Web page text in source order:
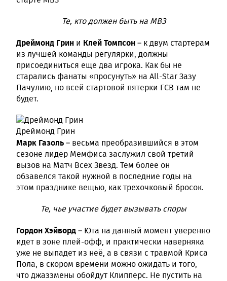
Те, кто должен быть на МВЗ
Дреймонд Грин и Клей Томпсон– к двум стартерам
из лучшей команды регулярки, должны
присоединиться еще два игрока. Как бы не
старались фанаты «просунуть» на All-Star Зазу
Пачулию, но всей стартовой пятерки ГСВ там не
будет.
Дреймонд Грин
Марк Газоль– весьма преобразившийся в этом
сезоне лидер Мемфиса заслужил свой третий
вызов на Матч Всех Звезд. Тем более он
обзавелся такой нужной в последние годы на
этом празднике вещью, как трехочковый бросок.
Те, чье участие будет вызывать споры
Гордон Хэйворд– Юта на данный момент уверенно
идет в зоне плей-офф, и практически наверняка
уже не выпадет из неё, а в связи с травмой Криса
Пола, в скором времени можно ожидать и того,
что джаззмены обойдут Клипперс. Не пустить на